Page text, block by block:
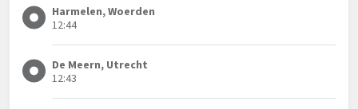
Harmelen, Woerden
12:44
De Meern, Utrecht
12:43